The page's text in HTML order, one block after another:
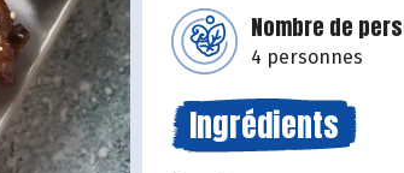
Nombre de
4 personnes
Ingrédients